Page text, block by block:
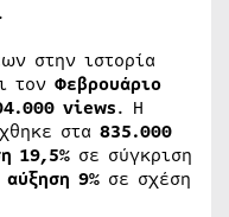
στην ιστορία
τον Φεβρουάριο
views. Η
στα 835.000
19,5% σε σύγκριση
αύξηση 9% σε σχέση